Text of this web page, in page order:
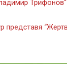
представя